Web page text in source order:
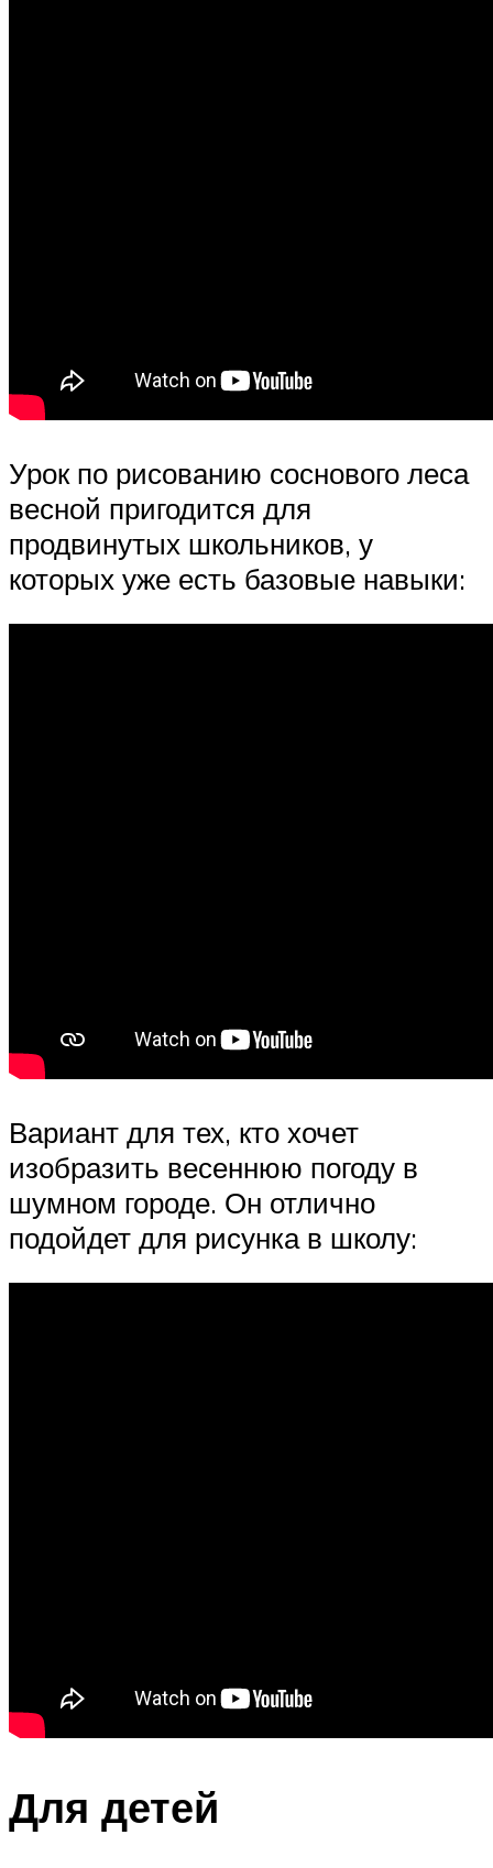
Урок по рисованию соснового леса
весной пригодится для
продвинутых школьников, у
которых уже есть базовые навыки:
Вариант для тех, кто хочет
изобразить весеннюю погоду в
шумном городе. Он отлично
подойдет для рисунка в школу:
Для детей